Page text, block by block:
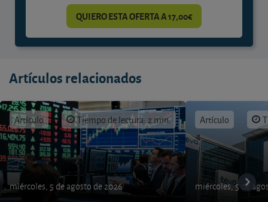
QUIERO ESTA OFERTA A 17,00€
Artículos relacionados
Artículo Tiempo de lectura: 2 min.
miércoles, 5 de agosto de 2026
Artículo
miércoles, 5 de